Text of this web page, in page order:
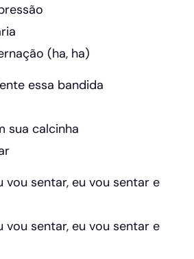
(ha, ha)
essa bandida
sua calcinha
vou sentar, eu vou sentar e
vou sentar, eu vou sentar e